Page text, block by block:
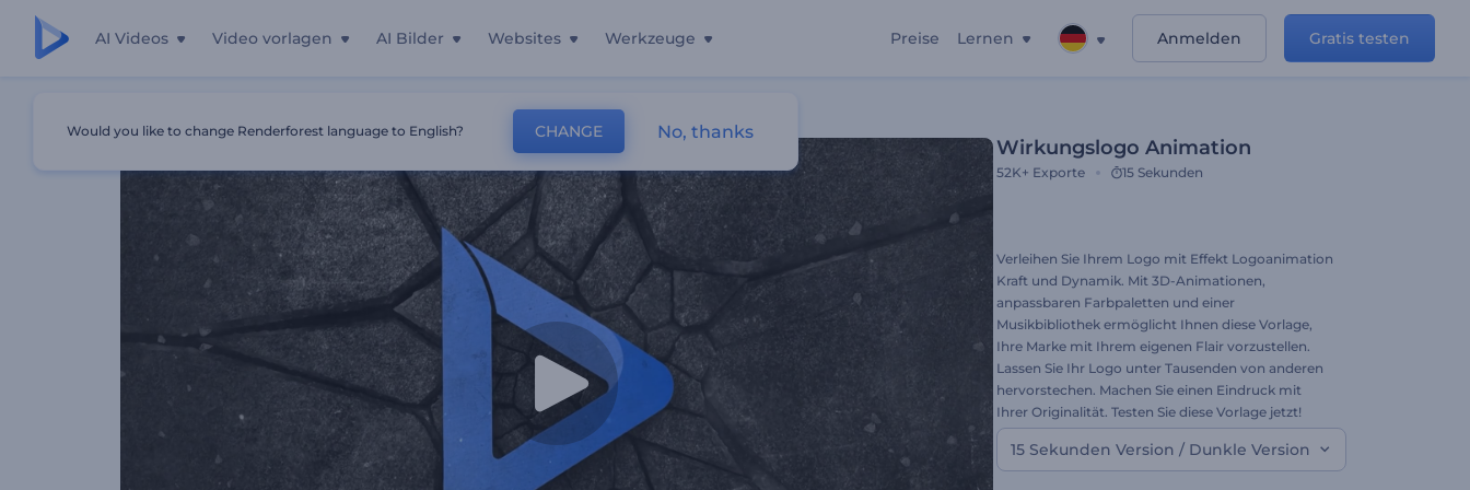
AI Videos Video vorlagen AI Bilder Websites Werkzeuge Preise Lernen Anmelden Gratis testen
Wirkungslogo Animation
52K+ Exporte 15 Sekunden
Verleihen Sie Ihrem Logo mit Effekt Logoanimation
Kraft und Dynamik. Mit 3D-Animationen,
anpassbaren Farbpaletten und einer
Musikbibliothek ermöglicht Ihnen diese Vorlage,
Ihre Marke mit Ihrem eigenen Flair vorzustellen.
Lassen Sie Ihr Logo unter Tausenden von anderen
hervorstechen. Machen Sie einen Eindruck mit
Ihrer Originalität. Testen Sie diese Vorlage jetzt!
15 Sekunden Version / Dunkle Version
Would you like to change Renderforest language to English? CHANGE No, thanks